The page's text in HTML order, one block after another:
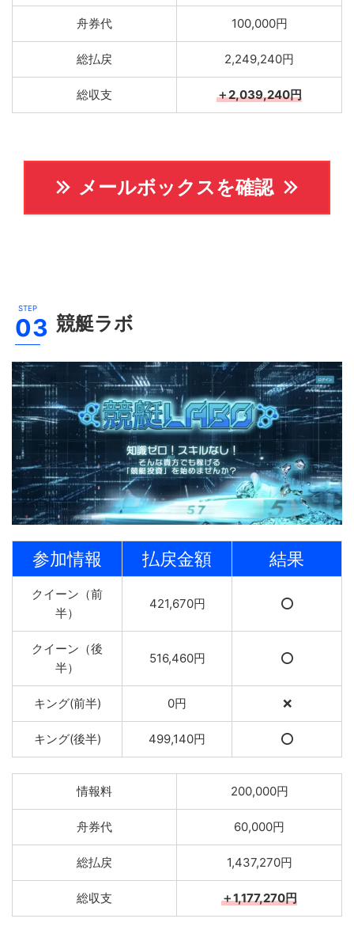
舟券代 100,000円
総払戻 2,249,240円
総収支 ＋2,039,240円
メールボックスを確認
競艇ラボ
参加情報 払戻金額 結果
クイーン（前
半）
421,670円 ⭕️
クイーン（後
半）
516,460円 ⭕️
キング(前半) 0円 ❌
キング(後半) 499,140円 ⭕️
情報料 200,000円
舟券代 60,000円
総払戻 1,437,270円
総収支 ＋1,177,270円